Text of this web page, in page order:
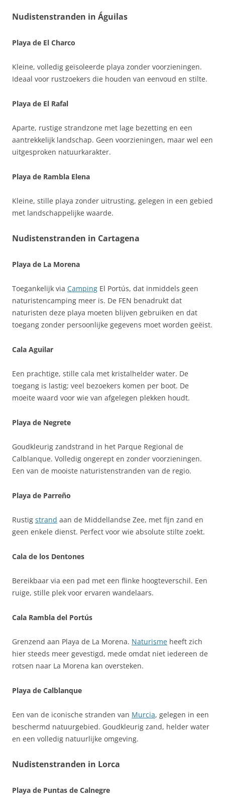
Nudistenstranden in Águilas
Playa de El Charco
Kleine, volledig geïsoleerde playa zonder voorzieningen.
Ideaal voor rustzoekers die houden van eenvoud en stilte.
Playa de El Rafal
Aparte, rustige strandzone met lage bezetting en een
aantrekkelijk landschap. Geen voorzieningen, maar wel een
uitgesproken natuurkarakter.
Playa de Rambla Elena
Kleine, stille playa zonder uitrusting, gelegen in een gebied
met landschappelijke waarde.
Nudistenstranden in Cartagena
Playa de La Morena
Toegankelijk via Camping El Portús, dat inmiddels geen
naturistencamping meer is. De FEN benadrukt dat
naturisten deze playa moeten blijven gebruiken en dat
toegang zonder persoonlijke gegevens moet worden geëist.
Cala Aguilar
Een prachtige, stille cala met kristalhelder water. De
toegang is lastig; veel bezoekers komen per boot. De
moeite waard voor wie van afgelegen plekken houdt.
Playa de Negrete
Goudkleurig zandstrand in het Parque Regional de
Calblanque. Volledig ongerept en zonder voorzieningen.
Een van de mooiste naturistenstranden van de regio.
Playa de Parreño
Rustig strand aan de Middellandse Zee, met fijn zand en
geen enkele dienst. Perfect voor wie absolute stilte zoekt.
Cala de los Dentones
Bereikbaar via een pad met een flinke hoogteverschil. Een
ruige, stille plek voor ervaren wandelaars.
Cala Rambla del Portús
Grenzend aan Playa de La Morena. Naturisme heeft zich
hier steeds meer gevestigd, mede omdat niet iedereen de
rotsen naar La Morena kan oversteken.
Playa de Calblanque
Een van de iconische stranden van Murcia, gelegen in een
beschermd natuurgebied. Goudkleurig zand, helder water
en een volledig natuurlijke omgeving.
Nudistenstranden in Lorca
Playa de Puntas de Calnegre